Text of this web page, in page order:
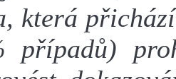
která
případů)